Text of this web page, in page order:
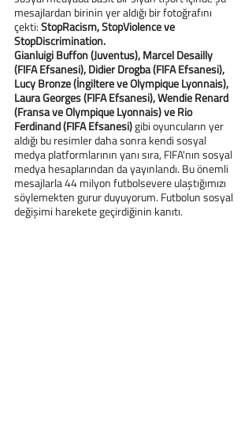
mesajlardan birinin yer aldığı bir fotoğrafını
çekti: StopRacism, StopViolence ve
StopDiscrimination.
Gianluigi Buffon (Juventus), Marcel Desailly
(FIFA Efsanesi), Didier Drogba (FIFA Efsanesi),
Lucy Bronze (İngiltere ve Olympique Lyonnais),
Laura Georges (FIFA Efsanesi), Wendie Renard
(Fransa ve Olympique Lyonnais) ve Rio
Ferdinand (FIFA Efsanesi) gibi oyuncuların yer
aldığı bu resimler daha sonra kendi sosyal
medya platformlarının yanı sıra, FIFA'nın sosyal
medya hesaplarından da yayınlandı. Bu önemli
mesajlarla 44 milyon futbolsevere ulaştığımızı
söylemekten gurur duyuyorum. Futbolun sosyal
değişimi harekete geçirdiğinin kanıtı.